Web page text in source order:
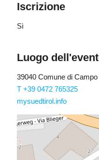
Permesso: 10,00€ per
Iscrizione
Sì
Luogo
39040 Comune di Campo
T +39 0472 765325
mysuedtirol.info